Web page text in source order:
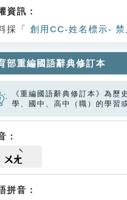
資訊：
採「
創用CC-姓名標示-
部重編國語辭典修訂本
《重編國語辭典修訂本》為
學、國中、高中（職）的學習
：
ㄨㄤ
拼音：